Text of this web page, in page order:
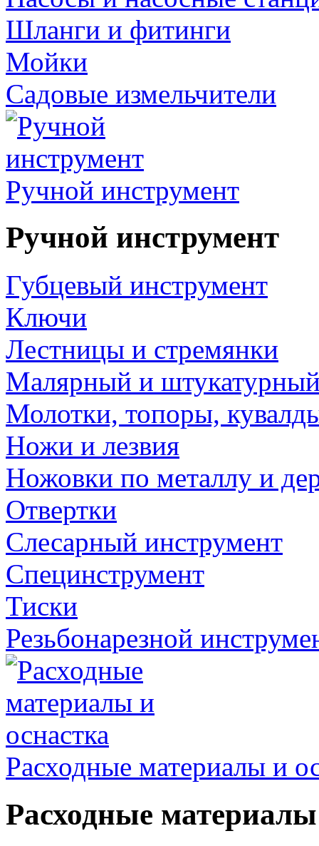
Шланги и фитинги
Мойки
Садовые измельчители
Ручной инструмент
Ручной инструмент
Губцевый инструмент
Ключи
Лестницы и стремянки
Малярный и
Молотки, топоры,
Ножи и лезвия
Ножовки по металлу и
Отвертки
Слесарный инструмент
Специнструмент
Тиски
Резьбонарезной
Расходные материалы и
Расходные